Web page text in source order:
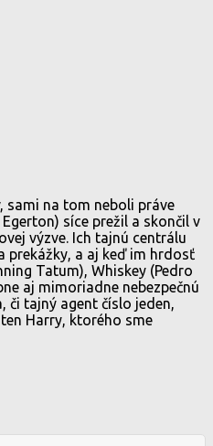
sami na tom neboli práve
síce prežil a skončil v
výzve. Ich tajnú centrálu
prekážky, a aj keď im hrdosť
Tatum), Whiskey (Pedro
aj mimoriadne nebezpečnú
či tajný agent číslo jeden,
Harry, ktorého sme